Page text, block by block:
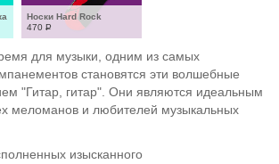
Носки Hard Rock
470 Р
для музыки, одним из самых
становятся эти волшебные
"Гитар, гитар". Они являются идеальным
меломанов и любителей музыкальных
изысканного